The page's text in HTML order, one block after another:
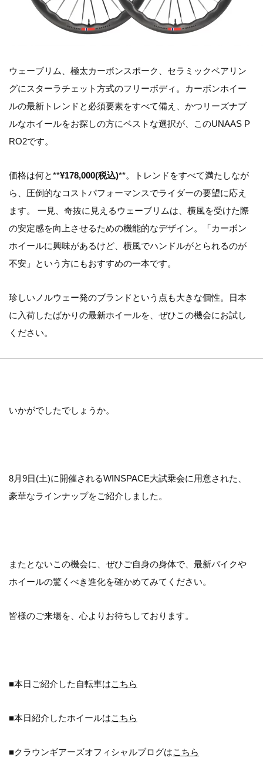
ウェーブリム、極太カーボンスポーク、セラミックベアリン
グにスターラチェット方式のフリーボディ。カーボンホイー
ルの最新トレンドと必須要素をすべて備え、かつリーズナブ
ルなホイールをお探しの方にベストな選択が、このUNAAS P
RO2です。
価格は何と**¥178,000(税込)**。トレンドをすべて満たしなが
ら、圧倒的なコストパフォーマンスでライダーの要望に応え
ます。 一見、奇抜に見えるウェーブリムは、横風を受けた際
の安定感を向上させるための機能的なデザイン。「カーボン
ホイールに興味があるけど、横風でハンドルがとられるのが
不安」という方にもおすすめの一本です。
珍しいノルウェー発のブランドという点も大きな個性。日本
に入荷したばかりの最新ホイールを、ぜひこの機会にお試し
ください。
いかがでしたでしょうか。
8月9日(土)に開催されるWINSPACE大試乗会に用意された、
豪華なラインナップをご紹介しました。
またとないこの機会に、ぜひご自身の身体で、最新バイクや
ホイールの驚くべき進化を確かめてみてください。
皆様のご来場を、心よりお待ちしております。
■本日ご紹介した自転車はこちら
■本日紹介したホイールはこちら
■クラウンギアーズオフィシャルブログはこちら